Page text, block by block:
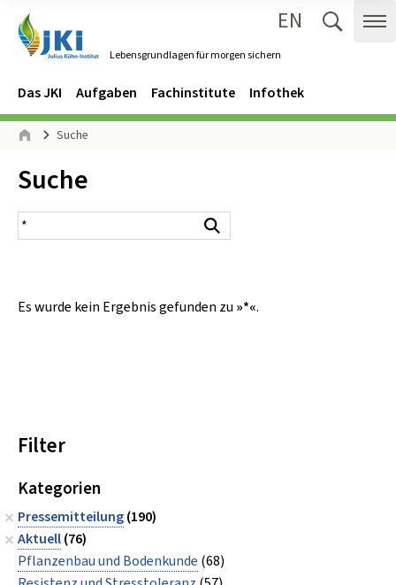
Lebensgrundlagen für morgen sichern
EN
Navigation
Hauptmenü
Das JKI Aufgaben Fachinstitute Infothek
Seitenpfad
Suche
Inhalt:
Suche
Suchergebnis
Es wurde kein Ergebnis gefunden zu »*«.
Filter
Kategorien
Pressemitteilung(190)
Aktuell(76)
Pflanzenbau und Bodenkunde (68)